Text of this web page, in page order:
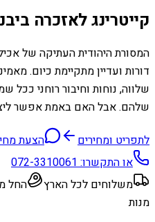
קייטרינג לאזכרה
המסורת היהודית העתיקה של
דורות ועדיין מתקיימת כיום.
שלווה, נוחות וחיבור רוחני
שלהם. אבל האם באמת אפשר
לתפריט ומחירים
הצעת
או התקשרו:072-3310061
משלוחים לכל הארץ
החל מ-50 ש״ח
מנות